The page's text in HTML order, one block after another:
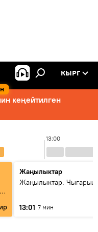
КЫРГ
кеңейтилген
13:00
Жаңылыктар
Жаңылыктар.
13:01 7 мин